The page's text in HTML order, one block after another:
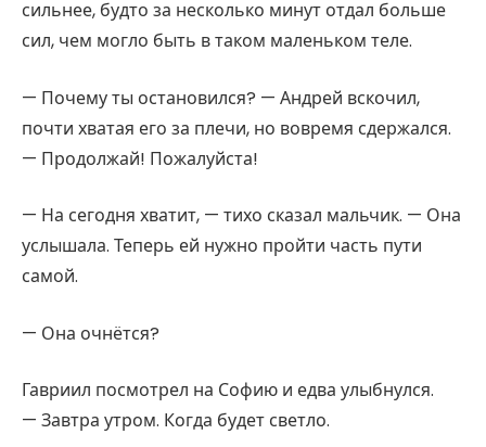
сильнее, будто за несколько минут отдал больше
сил, чем могло быть в таком маленьком теле.
— Почему ты остановился? — Андрей вскочил,
почти хватая его за плечи, но вовремя сдержался.
— Продолжай! Пожалуйста!
— На сегодня хватит, — тихо сказал мальчик. — Она
услышала. Теперь ей нужно пройти часть пути
самой.
— Она очнётся?
Гавриил посмотрел на Софию и едва улыбнулся.
— Завтра утром. Когда будет светло.